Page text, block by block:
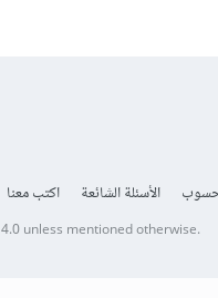
حسوب الأسئلة الشائعة اكتب معنا
unless mentioned otherwise.